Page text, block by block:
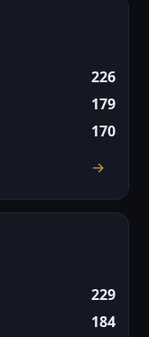
226
179
170
→
229
184